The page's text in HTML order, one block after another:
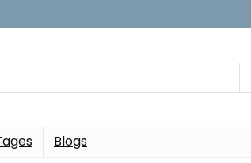
Blogs